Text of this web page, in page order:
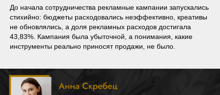
До начала сотрудничества рекламные кампании запускались
стихийно: бюджеты расходовались неэффективно, креативы
не обновлялись, а доля рекламных расходов достигала
43,83%. Кампания была убыточной, а понимания, какие
инструменты реально приносят продажи, не было.